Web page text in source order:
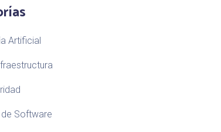
Artificial
de Software